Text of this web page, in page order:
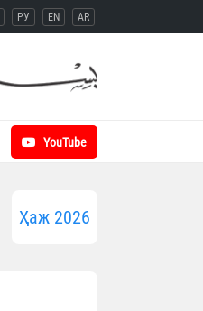
РУ EN AR
YouTube
Ҳаж 2026